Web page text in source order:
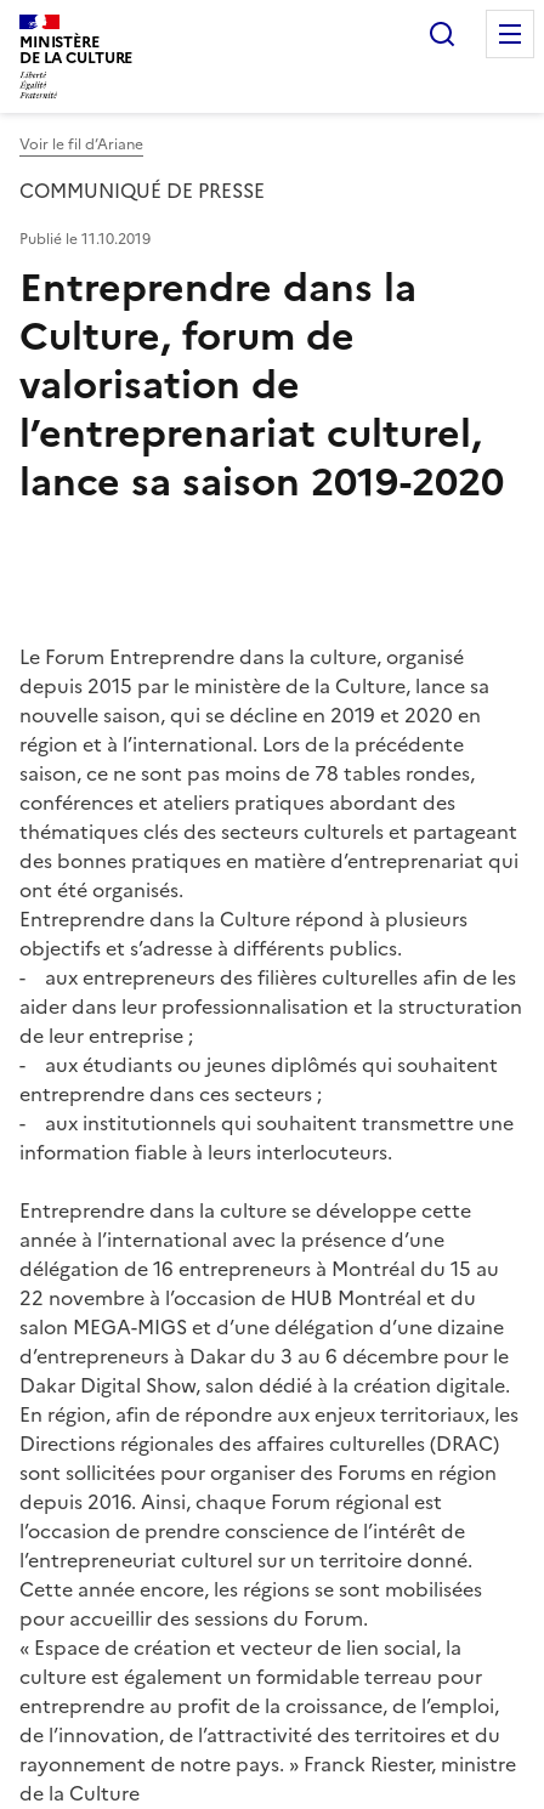
MINISTÈRE
DE LA CULTURE
Voir le fil d’Ariane
COMMUNIQUÉ DE PRESSE
Entreprendre dans la
Culture, forum de
valorisation de
l’entreprenariat culturel,
lance sa saison 2019-2020
Publié le 11.10.2019
Le Forum Entreprendre dans la culture, organisé
depuis 2015 par le ministère de la Culture, lance sa
nouvelle saison, qui se décline en 2019 et 2020 en
région et à l’international. Lors de la précédente
saison, ce ne sont pas moins de 78 tables rondes,
conférences et ateliers pratiques abordant des
thématiques clés des secteurs culturels et partageant
des bonnes pratiques en matière d’entreprenariat qui
ont été organisés.
Entreprendre dans la Culture répond à plusieurs
objectifs et s’adresse à différents publics.
- aux entrepreneurs des filières culturelles afin de les
aider dans leur professionnalisation et la structuration
de leur entreprise ;
- aux étudiants ou jeunes diplômés qui souhaitent
entreprendre dans ces secteurs ;
- aux institutionnels qui souhaitent transmettre une
information fiable à leurs interlocuteurs.
Entreprendre dans la culture se développe cette
année à l’international avec la présence d’une
délégation de 16 entrepreneurs à Montréal du 15 au
22 novembre à l’occasion de HUB Montréal et du
salon MEGA-MIGS et d’une délégation d’une dizaine
d’entrepreneurs à Dakar du 3 au 6 décembre pour le
Dakar Digital Show, salon dédié à la création digitale.
En région, afin de répondre aux enjeux territoriaux, les
Directions régionales des affaires culturelles (DRAC)
sont sollicitées pour organiser des Forums en région
depuis 2016. Ainsi, chaque Forum régional est
l’occasion de prendre conscience de l’intérêt de
l’entrepreneuriat culturel sur un territoire donné.
Cette année encore, les régions se sont mobilisées
pour accueillir des sessions du Forum.
« Espace de création et vecteur de lien social, la
culture est également un formidable terreau pour
entreprendre au profit de la croissance, de l’emploi,
de l’innovation, de l’attractivité des territoires et du
rayonnement de notre pays. » Franck Riester, ministre
de la Culture